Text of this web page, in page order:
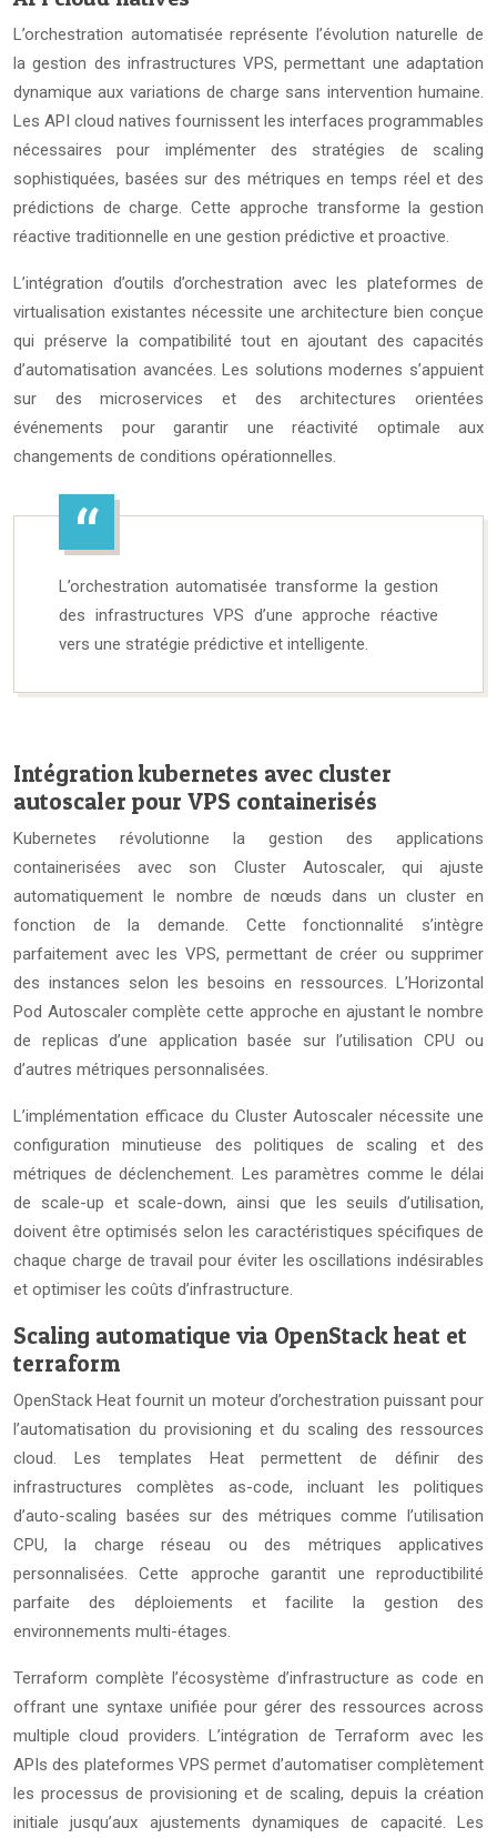
L’orchestration automatisée représente l’évolution naturelle de
la gestion des infrastructures VPS, permettant une adaptation
dynamique aux variations de charge sans intervention humaine.
Les API cloud natives fournissent les interfaces programmables
nécessaires pour implémenter des stratégies de scaling
sophistiquées, basées sur des métriques en temps réel et des
prédictions de charge. Cette approche transforme la gestion
réactive traditionnelle en une gestion prédictive et proactive.
L’intégration d’outils d’orchestration avec les plateformes de
virtualisation existantes nécessite une architecture bien conçue
qui préserve la compatibilité tout en ajoutant des capacités
d’automatisation avancées. Les solutions modernes s’appuient
sur des microservices et des architectures orientées
événements pour garantir une réactivité optimale aux
changements de conditions opérationnelles.
L’orchestration automatisée transforme la gestion
des infrastructures VPS d’une approche réactive
vers une stratégie prédictive et intelligente.
Intégration kubernetes avec cluster
autoscaler pour VPS containerisés
Kubernetes révolutionne la gestion des applications
containerisées avec son Cluster Autoscaler, qui ajuste
automatiquement le nombre de nœuds dans un cluster en
fonction de la demande. Cette fonctionnalité s’intègre
parfaitement avec les VPS, permettant de créer ou supprimer
des instances selon les besoins en ressources. L’Horizontal
Pod Autoscaler complète cette approche en ajustant le nombre
de replicas d’une application basée sur l’utilisation CPU ou
d’autres métriques personnalisées.
L’implémentation efficace du Cluster Autoscaler nécessite une
configuration minutieuse des politiques de scaling et des
métriques de déclenchement. Les paramètres comme le délai
de scale-up et scale-down, ainsi que les seuils d’utilisation,
doivent être optimisés selon les caractéristiques spécifiques de
chaque charge de travail pour éviter les oscillations indésirables
et optimiser les coûts d’infrastructure.
Scaling automatique via OpenStack heat et
terraform
OpenStack Heat fournit un moteur d’orchestration puissant pour
l’automatisation du provisioning et du scaling des ressources
cloud. Les templates Heat permettent de définir des
infrastructures complètes as-code, incluant les politiques
d’auto-scaling basées sur des métriques comme l’utilisation
CPU, la charge réseau ou des métriques applicatives
personnalisées. Cette approche garantit une reproductibilité
parfaite des déploiements et facilite la gestion des
environnements multi-étages.
Terraform complète l’écosystème d’infrastructure as code en
offrant une syntaxe unifiée pour gérer des ressources across
multiple cloud providers. L’intégration de Terraform avec les
APIs des plateformes VPS permet d’automatiser complètement
les processus de provisioning et de scaling, depuis la création
initiale jusqu’aux ajustements dynamiques de capacité. Les